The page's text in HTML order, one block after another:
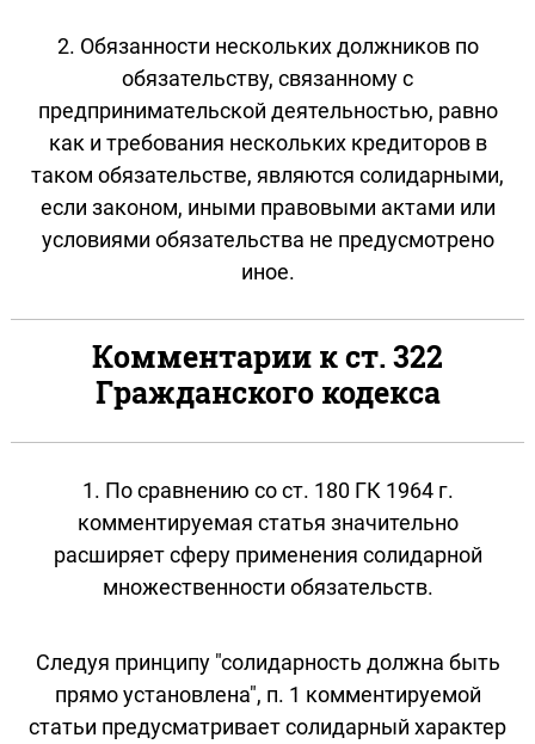
2. Обязанности нескольких должников по
обязательству, связанному с
предпринимательской деятельностью, равно
как и требования нескольких кредиторов в
таком обязательстве, являются солидарными,
если законом, иными правовыми актами или
условиями обязательства не предусмотрено
иное.
Комментарии к ст. 322
Гражданского кодекса
1. По сравнению со ст. 180 ГК 1964 г.
комментируемая статья значительно
расширяет сферу применения солидарной
множественности обязательств.
Следуя принципу "солидарность должна быть
прямо установлена", п. 1 комментируемой
статьи предусматривает солидарный характер